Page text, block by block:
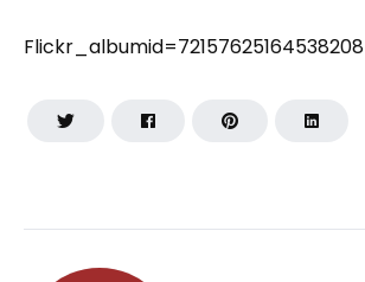
Flickr_albumid=72157625164538208